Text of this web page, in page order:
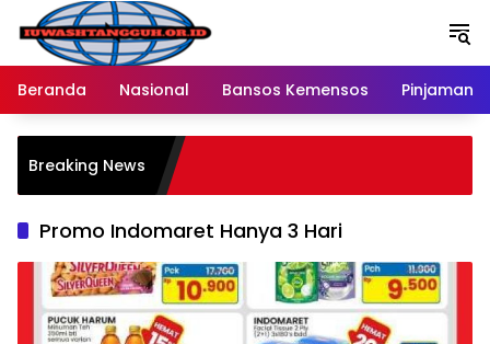
Langsung
konten
Beranda
Nasional Bansos Kemensos Pinjaman
Breaking News
Promo Indomaret Hanya 3 Hari